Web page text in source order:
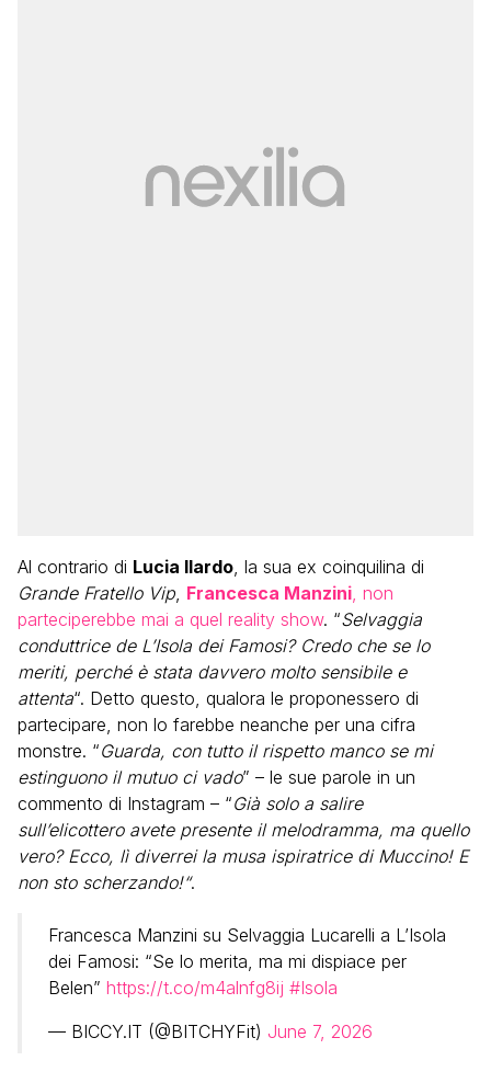
Al contrario di Lucia Ilardo, la sua ex coinquilina di
Grande Fratello Vip, Francesca Manzini, non
parteciperebbe mai a quel reality show. “Selvaggia
conduttrice de L’Isola dei Famosi? Credo che se lo
meriti, perché è stata davvero molto sensibile e
attenta“. Detto questo, qualora le proponessero di
partecipare, non lo farebbe neanche per una cifra
monstre. “Guarda, con tutto il rispetto manco se mi
estinguono il mutuo ci vado” – le sue parole in un
commento di Instagram – “Già solo a salire
sull’elicottero avete presente il melodramma, ma quello
vero? Ecco, lì diverrei la musa ispiratrice di Muccino! E
non sto scherzando!“.
Francesca Manzini su Selvaggia Lucarelli a L’Isola
dei Famosi: “Se lo merita, ma mi dispiace per
Belen” https://t.co/m4alnfg8ij #Isola
— BICCY.IT (@BITCHYFit) June 7, 2026